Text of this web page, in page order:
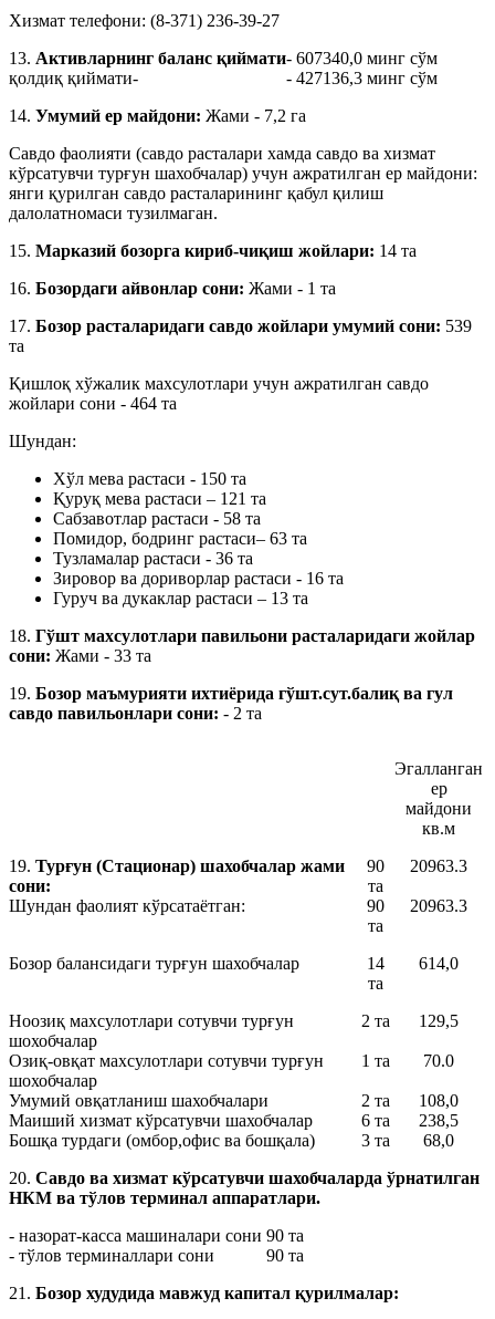
Хизмат телефони: (8-371) 236-39-27
13. Активларнинг баланс қиймати- 607340,0 минг сўм
қолдиқ қиймати-
- 427136,3 минг сўм
14. Умумий ер майдони: Жами - 7,2 га
Савдо фаолияти (савдо расталари хамда савдо ва хизмат
кўрсатувчи турғун шахобчалар) учун ажратилган ер майдони:
янги қурилган савдо расталарининг қабул қилиш
далолатномаси тузилмаган.
15. Марказий бозорга кириб-чиқиш жойлари: 14 та
16. Бозордаги айвонлар сони: Жами - 1 та
17. Бозор расталаридаги савдо жойлари умумий сони: 539
та
Қишлоқ хўжалик махсулотлари учун ажратилган савдо
жойлари сони - 464 та
Шундан:
Хўл мева растаси - 150 та
Қуруқ мева растаси – 121 та
Сабзавотлар растаси - 58 та
Помидор, бодринг растаси– 63 та
Тузламалар растаси - 36 та
Зировор ва дориворлар растаси - 16 та
Гуруч ва дукаклар растаси – 13 та
18. Гўшт махсулотлари павильони расталаридаги жойлар
сони: Жами - 33 та
19. Бозор маъмурияти ихтиёрида гўшт.сут.балиқ ва гул
савдо павильонлари сони: - 2 та
Эгалланган
ер
майдони
кв.м
19. Турғун (Стационар) шахобчалар жами
сони:
90
та
20963.3
Шундан фаолият кўрсатаётган:
90
та
20963.3
Бозор балансидаги турғун шахобчалар
14
та
614,0
Ноозиқ махсулотлари сотувчи турғун
шохобчалар
2 та 129,5
Озиқ-овқат махсулотлари сотувчи турғун
шохобчалар
1 та 70.0
Умумий овқатланиш шахобчалари 2 та
108,0
Маиший хизмат кўрсатувчи шахобчалар
6 та
238,5
Бошқа турдаги (омбор,офис ва бошқала)
3 та
68,0
20. Савдо ва хизмат кўрсатувчи шахобчаларда ўрнатилган
НКМ ва тўлов терминал аппаратлари.
- назорат-касса машиналари сони 90 та
- тўлов терминаллари сони
90 та
21. Бозор худудида мавжуд капитал қурилмалар: